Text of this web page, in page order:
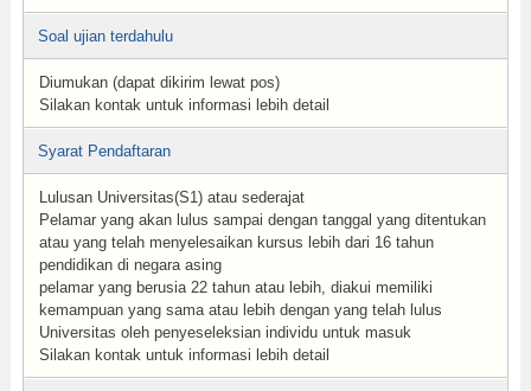
Soal ujian terdahulu
Diumukan (dapat dikirim lewat pos)
Silakan kontak untuk informasi lebih detail
Syarat Pendaftaran
Lulusan Universitas(S1) atau sederajat
Pelamar yang akan lulus sampai dengan tanggal yang ditentukan
atau yang telah menyelesaikan kursus lebih dari 16 tahun
pendidikan di negara asing
pelamar yang berusia 22 tahun atau lebih, diakui memiliki
kemampuan yang sama atau lebih dengan yang telah lulus
Universitas oleh penyeseleksian individu untuk masuk
Silakan kontak untuk informasi lebih detail